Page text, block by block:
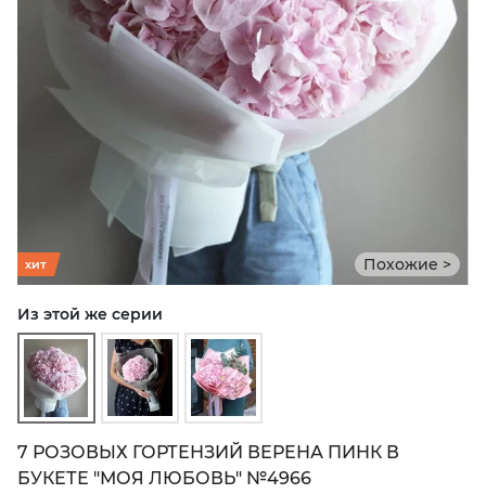
Похожие >
хит
Из этой же серии
7 РОЗОВЫХ ГОРТЕНЗИЙ ВЕРЕНА ПИНК В
БУКЕТЕ "МОЯ ЛЮБОВЬ" №4966